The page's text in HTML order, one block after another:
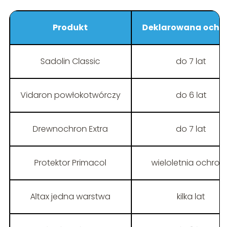
Produkt Deklarowana
Sadolin Classic do 7 lat
Vidaron powłokotwórczy do 6 lat
Drewnochron Extra do 7 lat
Protektor Primacol wieloletnia
Altax jedna warstwa kilka lat